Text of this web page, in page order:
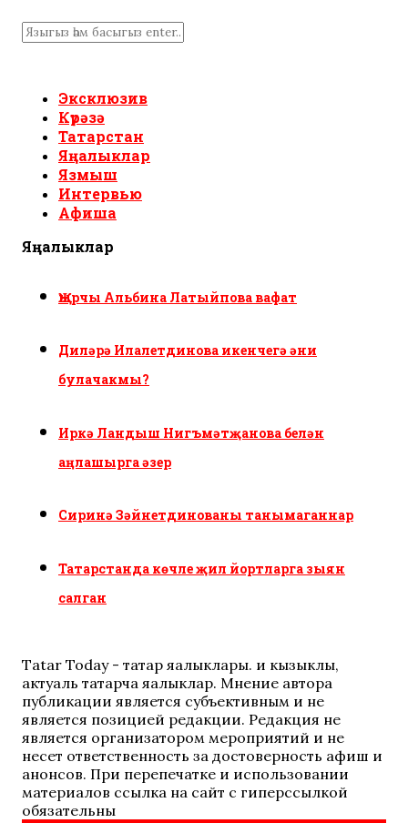
Эксклюзив
Күрәзә
Татарстан
Яңалыклар
Язмыш
Интервью
Афиша
Яңалыклар
Җырчы Альбина Латыйпова вафат
Диләрә Илалетдинова икенчегә әни
булачакмы?
Иркә Ландыш Нигъмәтҗанова белән
аңлашырга әзер
Сиринә Зәйнетдинованы танымаганнар
Татарстанда көчле җил йортларга зыян
салган
Tatar Today - татар яңалыклары. иң кызыклы,
актуаль татарча яңалыклар. Мнение автора
публикации является субъективным и не
является позицией редакции. Редакция не
является организатором мероприятий и не
несет ответственность за достоверность афиш и
анонсов. При перепечатке и использовании
материалов ссылка на сайт с гиперссылкой
обязательны